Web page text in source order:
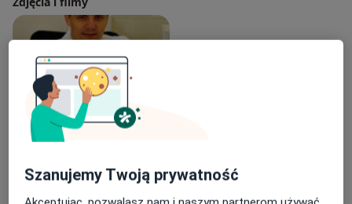
Pokaż więcej
Szanujemy Twoją prywatność